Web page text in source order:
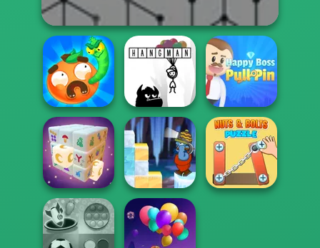
Worm Out: Brain
Teaser Games
Hangman
Happy Boss Pull
Pin
Gold Strike Icy